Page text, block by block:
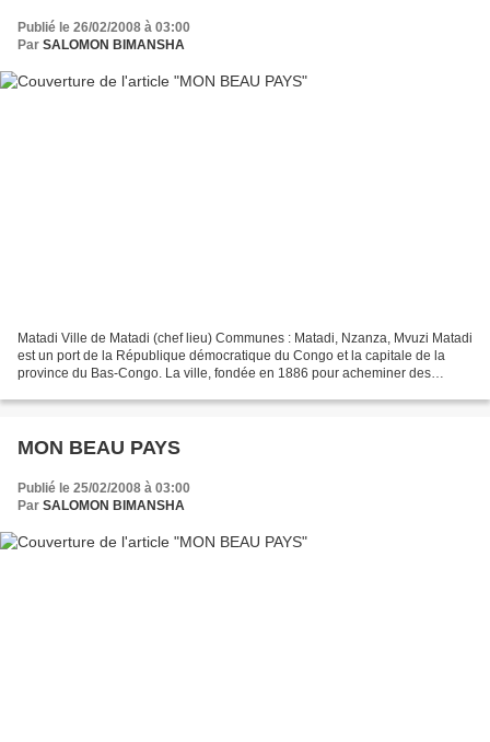
Publié le 26/02/2008 à 03:00
Par SALOMON BIMANSHA
Matadi Ville de Matadi (chef lieu) Communes : Matadi, Nzanza, Mvuzi Matadi
est un port de la République démocratique du Congo et la capitale de la
province du Bas-Congo. La ville, fondée en 1886 pour acheminer des
MON BEAU PAYS
Publié le 25/02/2008 à 03:00
Par SALOMON BIMANSHA